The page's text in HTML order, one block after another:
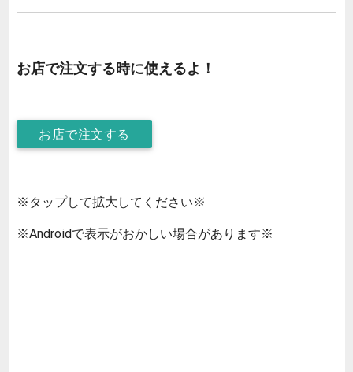
お店で注文する時に使えるよ！
お店で注文する
※タップして拡大してください※
※Androidで表示がおかしい場合があります※